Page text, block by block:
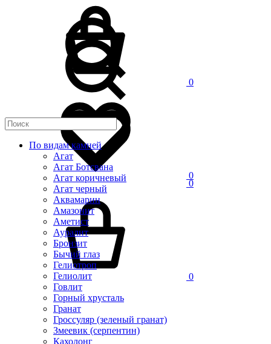
0
0
0
0
По видам камней
Агат
Агат Ботсвана
Агат коричневый
Агат черный
Аквамарин
Амазонит
Аметист
Ауралит
Бронзит
Бычий глаз
Гелиотроп
Гелиолит
Говлит
Горный хрусталь
Гранат
Гроссуляр (зеленый гранат)
Змеевик (серпентин)
Кахолонг